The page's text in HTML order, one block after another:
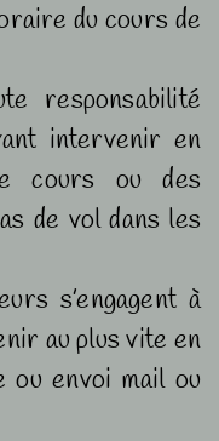
du cours de
responsabilité
intervenir en
cours ou des
de vol dans les
s’engagent à
au plus vite en
ou envoi mail ou